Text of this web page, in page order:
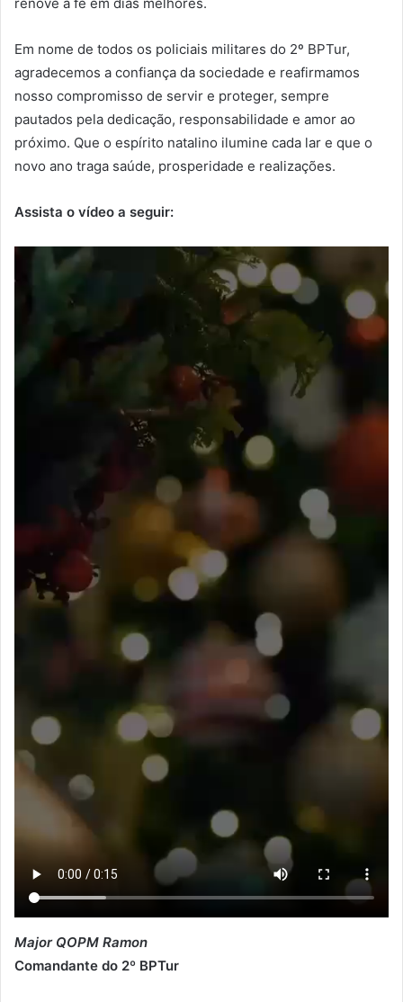
Em nome de todos os policiais militares do 2º BPTur,
agradecemos a confiança da sociedade e reafirmamos
nosso compromisso de servir e proteger, sempre
pautados pela dedicação, responsabilidade e amor ao
próximo. Que o espírito natalino ilumine cada lar e que o
novo ano traga saúde, prosperidade e realizações.
Assista o vídeo a seguir:
Major QOPM Ramon
Comandante do 2º BPTur